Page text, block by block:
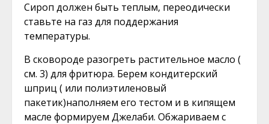
Сироп должен быть теплым, переодически
ставьте на газ для поддержания
температуры.
В сковороде разогреть растительное масло (
см. 3) для фритюра. Берем кондитерский
шприц ( или полиэтиленовый
пакетик)наполняем его тестом и в кипящем
масле формируем Джелаби. Обжариваем с